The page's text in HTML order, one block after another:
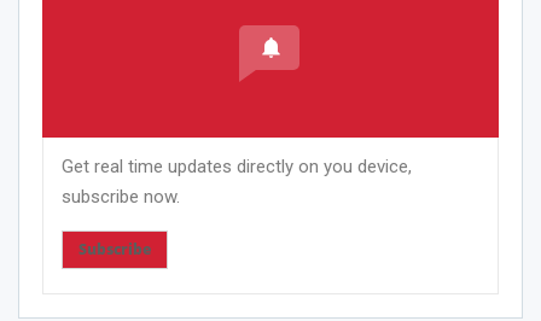
Get real time updates directly on you device,
subscribe now.
Subscribe